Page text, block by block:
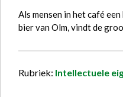
Als mensen in het café
bier van Olm, vindt de
Rubriek: Intellectuele